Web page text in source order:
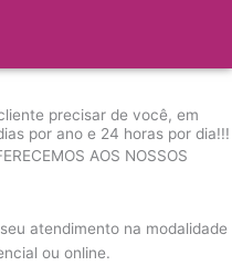
precisar de você, em
por ano e 24 horas por dia!!!
AOS NOSSOS
atendimento na modalidade
ou online.